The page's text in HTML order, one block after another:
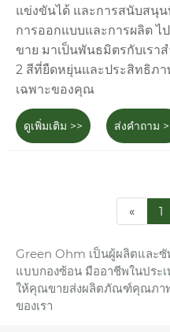
แข่งขันได้ และการสนับสนุ
การออกแบบและการผลิต ไ
ขาย มาเป็นพันธมิตรกับเรา
2 สีที่ยืดหยุ่นและประสิทธิภ
เฉพาะของคุณ
ดูเพิ่มเติม >> ส่งคำถาม
« 1
Green Ohm เป็นผู้ผลิตและซั
แบบกองซ้อน มืออาชีพในประ
ให้คุณขายส่งผลิตภัณฑ์คุณภาพ
ของเรา